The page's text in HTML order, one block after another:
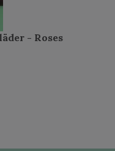
- Roses